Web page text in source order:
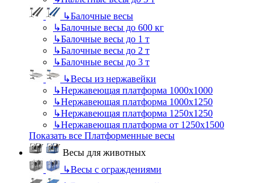
↳Балочные весы
↳Балочные весы до 600 кг
↳Балочные весы до 1 т
↳Балочные весы до 2 т
↳Балочные весы до 3 т
↳Весы из нержавейки
↳Нержавеющая платформа 1000х1000
↳Нержавеющая платформа 1000х1250
↳Нержавеющая платформа 1250х1250
↳Нержавеющая платформа от 1250х1500
Показать все Платформенные весы
Весы для животных
↳Весы с ограждениями